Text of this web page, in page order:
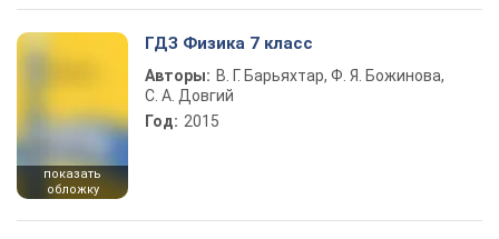
показать
обложку
ГДЗ Физика 7 класс
Авторы: В. Г. Барьяхтар, Ф. Я. Божинова,
С. А. Довгий
Год: 2015